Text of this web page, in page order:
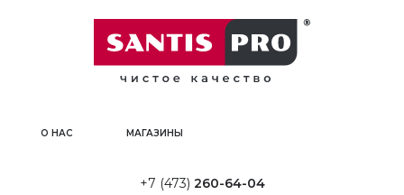
О НАС МАГАЗИНЫ
+7 (473) 260-64-04